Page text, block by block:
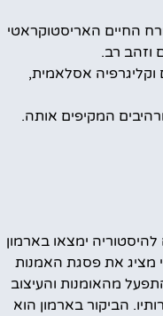
החיים האריסטוקראטי
וזהב רב.
וקליגרפיה אסלאמית,
המקיפים אותה.
ימצאו בארמון
מציג את פסגת האמנות
מהאומנות והעיצוב
הביקור בארמון הוא